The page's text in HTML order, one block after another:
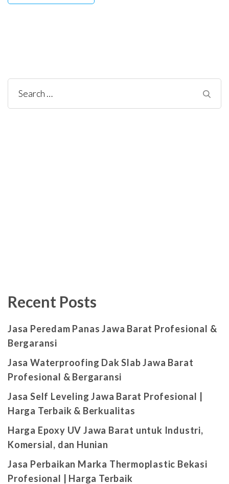
Search
for:
Recent Posts
Jasa Peredam Panas Jawa Barat Profesional &
Bergaransi
Jasa Waterproofing Dak Slab Jawa Barat
Profesional & Bergaransi
Jasa Self Leveling Jawa Barat Profesional |
Harga Terbaik & Berkualitas
Harga Epoxy UV Jawa Barat untuk Industri,
Komersial, dan Hunian
Jasa Perbaikan Marka Thermoplastic Bekasi
Profesional | Harga Terbaik